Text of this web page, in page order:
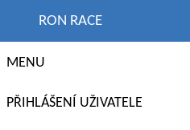
RON RACE
MENU
PŘIHLÁŠENÍ UŽIVATELE